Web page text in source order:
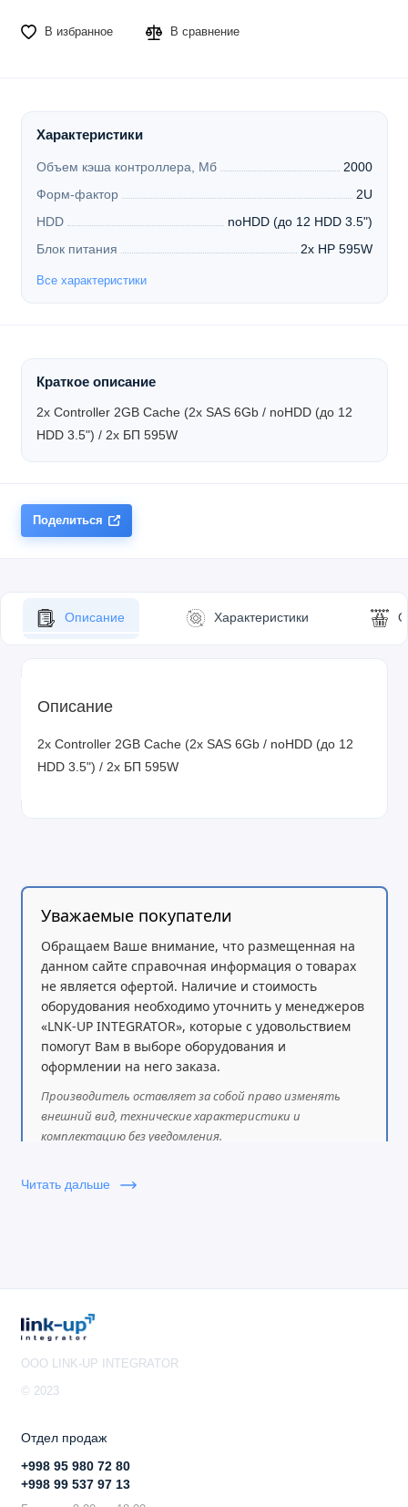
В избранное В сравнение
Характеристики
Объем кэша контроллера, Мб
2000
Форм-фактор
2U
HDD
noHDD (до 12 HDD 3.5")
Блок питания
2x HP 595W
Все характеристики
Краткое описание
2x Controller 2GB Cache (2x SAS 6Gb / noHDD (до 12
HDD 3.5") / 2x БП 595W
Поделиться
Описание Характеристики
Описание
2x Controller 2GB Cache (2x SAS 6Gb / noHDD (до 12
HDD 3.5") / 2x БП 595W
Уважаемые покупатели
Обращаем Ваше внимание, что размещенная на
данном сайте справочная информация о товарах
не является офертой. Наличие и стоимость
оборудования необходимо уточнить у менеджеров
«LNK-UP INTEGRATOR», которые с удовольствием
помогут Вам в выборе оборудования и
оформлении на него заказа.
Производитель оставляет за собой право изменять
внешний вид, технические характеристики и
комплектацию без уведомления.
Читать дальше
OOO LINK-UP INTEGRATOR
© 2023
Отдел продаж
+998 95 980 72 80
+998 99 537 97 13